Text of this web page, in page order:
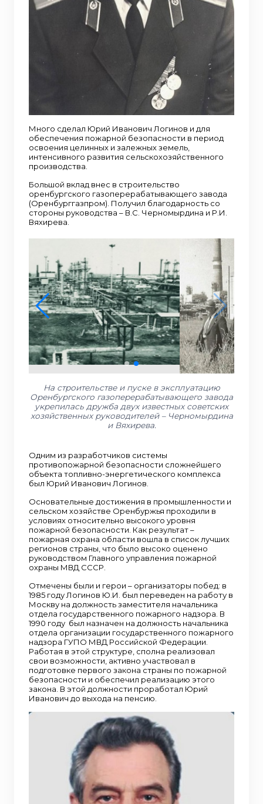
Много сделал Юрий Иванович Логинов и для
обеспечения пожарной безопасности в период
освоения целинных и залежных земель,
интенсивного развития сельскохозяйственного
производства.
Большой вклад внес в строительство
оренбургского газоперерабатывающего завода
(Оренбурггазпром). Получил благодарность со
стороны руководства – В.С. Черномырдина и Р.И.
Вяхирева.
На строительстве и пуске в эксплуатацию
Оренбургского газоперерабатывающего завода
укрепилась дружба двух известных советских
хозяйственных руководителей – Черномырдина
и Вяхирева.
Одним из разработчиков системы
противопожарной безопасности сложнейшего
объекта топливно-энергетического комплекса
был Юрий Иванович Логинов.
Основательные достижения в промышленности и
сельском хозяйстве Оренбуржья проходили в
условиях относительно высокого уровня
пожарной безопасности. Как результат –
пожарная охрана области вошла в список лучших
регионов страны, что было высоко оценено
руководством Главного управления пожарной
охраны МВД СССР.
Отмечены были и герои – организаторы побед: в
1985 году Логинов Ю.И. был переведен на работу в
Москву на должность заместителя начальника
отдела государственного пожарного надзора. В
1990 году был назначен на должность начальника
отдела организации государственного пожарного
надзора ГУПО МВД Российской Федерации.
Работая в этой структуре, сполна реализовал
свои возможности, активно участвовал в
подготовке первого закона страны по пожарной
безопасности и обеспечил реализацию этого
закона. В этой должности проработал Юрий
Иванович до выхода на пенсию.